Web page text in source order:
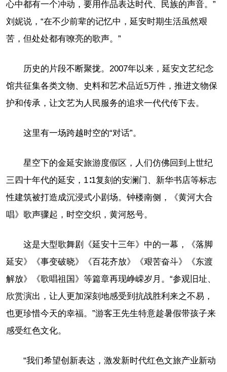
心中都有一个冲动，要用作品表达时代、民族的声音。”
刘妮说，“在不少前辈的记忆中，延安时期生活虽然艰
苦，但处处都有嘹亮的歌声。”
历史的片段不断聚拢。2007年以来，延安文艺纪念
馆共征集各类文物、史料和艺术品近5万件，推进文物保
护和传承，让文艺为人民服务的追求一代代传下去。
这里有一场跨越时空的“对话”。
星空下的金延安旅游度假区，人们仿佛回到上世纪
三四十年代的延安，1∶1复刻的安澜门、新华书店等标志
性建筑被打造成沉浸式小剧场。钟楼南侧，《黄河大合
唱》歌声骤起，时空交织，黄河怒号。
这是大型歌舞剧《延安十三年》中的一幕，《落脚
延安》《事变破晓》《百花齐放》《艰苦奋斗》《东渡
解放》《歌唱祖国》等篇章再现峥嵘岁月。“参观旧址、
欣赏演出，让人更加深刻地感受到抗战胜利来之不易，
也更珍惜今天的幸福。”游客王先生特意趁暑假带孩子来
感受红色文化。
“我们希望创新表达，激发新时代红色文旅产业新动